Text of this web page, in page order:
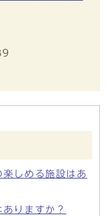
しめる施設はあ
りますか？